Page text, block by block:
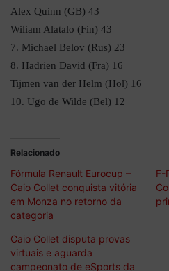
Alex Quinn (GB) 43
Wiliam Alatalo (Fin) 43
7. Michael Belov (Rus) 23
8. Hadrien David (Fra) 16
Tijmen van der Helm (Hol) 16
10. Ugo de Wilde (Bel) 12
Relacionado
Fórmula Renault Eurocup –
Caio Collet conquista vitória
em Monza no retorno da
categoria
F-
Caio Collet disputa provas
virtuais e aguarda
campeonato de eSports da